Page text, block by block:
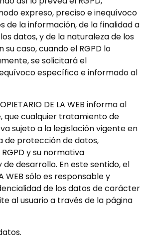
expreso, preciso e inequívoco
de la información, de la finalidad a
datos, y de la naturaleza de los
su caso, cuando el RGPD lo
se solicitará el
específico e informado al
DE LA WEB informa al
que cualquier tratamiento de
sujeto a la legislación vigente en
de protección de datos,
y su normativa
desarrollo. En este sentido, el
WEB sólo es responsable y
de los datos de carácter
al usuario a través de la página